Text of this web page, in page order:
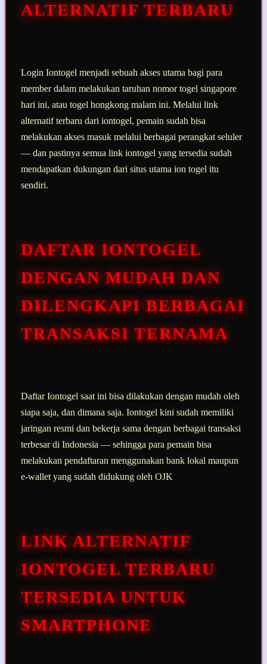
ALTERNATIF TERBARU
Login Iontogel menjadi sebuah akses utama bagi para
member dalam melakukan taruhan nomor togel singapore
hari ini, atau togel hongkong malam ini. Melalui link
alternatif terbaru dari iontogel, pemain sudah bisa
melakukan akses masuk melalui berbagai perangkat seluler
— dan pastinya semua link iontogel yang tersedia sudah
mendapatkan dukungan dari situs utama ion togel itu
sendiri.
DAFTAR IONTOGEL
DENGAN MUDAH DAN
DILENGKAPI BERBAGAI
TRANSAKSI TERNAMA
Daftar Iontogel saat ini bisa dilakukan dengan mudah oleh
siapa saja, dan dimana saja. Iontogel kini sudah memiliki
jaringan resmi dan bekerja sama dengan berbagai transaksi
terbesar di Indonesia — sehingga para pemain bisa
melakukan pendaftaran menggunakan bank lokal maupun
e-wallet yang sudah didukung oleh OJK
LINK ALTERNATIF
IONTOGEL TERBARU
TERSEDIA UNTUK
SMARTPHONE